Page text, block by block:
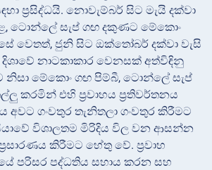
ප්‍රසිද්ධයි. නොවැම්බර් සිට මැයි දක්වා
ටොන්ලේ සැප් ගඟ දකුණට මේකොං
වෙතත්, ජුනි සිට ඔක්තෝබර් දක්වා වැසි
නාටකාකාර වෙනසක් අත්විඳිනු
නිසා මේකොං ගඟ පිම්බී, ටොන්ලේ සැප්
කරමින් එහි ප්‍රවාහය ප්‍රතිවර්තනය
අවට ගංවතුර තැනිතලා ගංවතුර කිරීමට
විශාලතම මිරිදිය විල වන ආසන්න
කිරීමට හේතු වේ. ප්‍රවාහ
පරිසර පද්ධතිය සහාය කරන සහ